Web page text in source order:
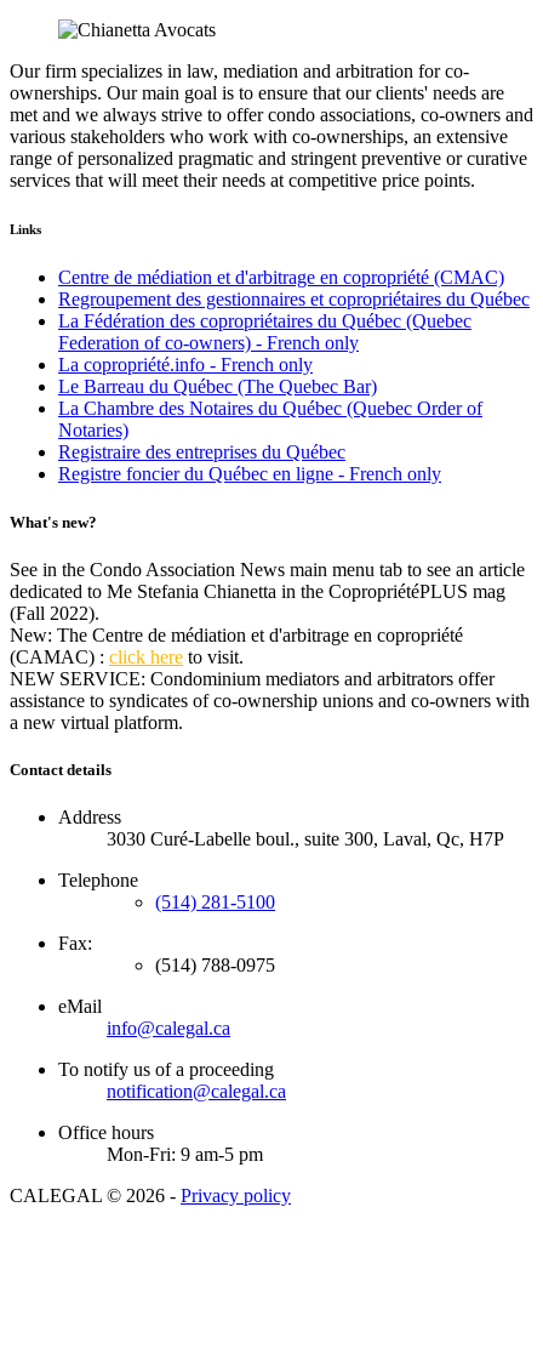
Our firm specializes in law, mediation and arbitration for co-
ownerships. Our main goal is to ensure that our clients' needs are
met and we always strive to offer condo associations, co-owners and
various stakeholders who work with co-ownerships, an extensive
range of personalized pragmatic and stringent preventive or curative
services that will meet their needs at competitive price points.
Links
Centre de médiation et d'arbitrage en copropriété (CMAC)
Regroupement des gestionnaires et copropriétaires du Québec
La Fédération des copropriétaires du Québec (Quebec
Federation of co-owners) - French only
La copropriété.info - French only
Le Barreau du Québec (The Quebec Bar)
La Chambre des Notaires du Québec (Quebec Order of
Notaries)
Registraire des entreprises du Québec
Registre foncier du Québec en ligne - French only
What's new?
See in the Condo Association News main menu tab to see an article
dedicated to Me Stefania Chianetta in the CopropriétéPLUS mag
(Fall 2022).
New: The Centre de médiation et d'arbitrage en copropriété
(CAMAC) : click here to visit.
NEW SERVICE: Condominium mediators and arbitrators offer
assistance to syndicates of co-ownership unions and co-owners with
a new virtual platform.
Contact details
Address
3030 Curé-Labelle boul., suite 300, Laval, Qc, H7P
Telephone
(514) 281-5100
Fax:
(514) 788-0975
eMail
info@calegal.ca
To notify us of a proceeding
notification@calegal.ca
Office hours
Mon-Fri: 9 am-5 pm
CALEGAL © 2026 - Privacy policy